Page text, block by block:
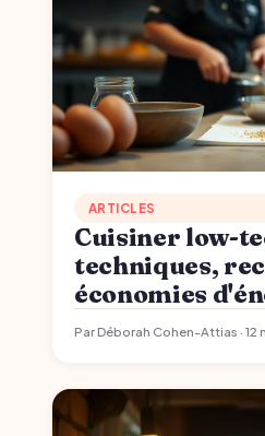
ARTICLES
Cuisiner low-
techniques,
économies
Par Déborah Cohen-Attias · 12